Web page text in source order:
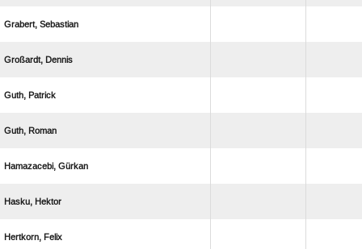
 
 
 
 
 
 
 